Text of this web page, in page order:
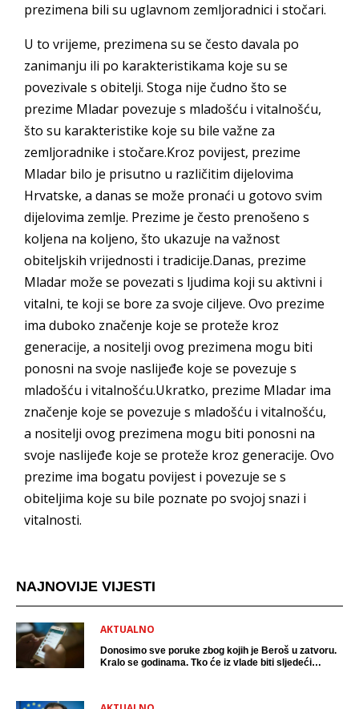
prezimena bili su uglavnom zemljoradnici i stočari.
U to vrijeme, prezimena su se često davala po
zanimanju ili po karakteristikama koje su se
povezivale s obitelji. Stoga nije čudno što se
prezime Mladar povezuje s mladošću i vitalnošću,
što su karakteristike koje su bile važne za
zemljoradnike i stočare.Kroz povijest, prezime
Mladar bilo je prisutno u različitim dijelovima
Hrvatske, a danas se može pronaći u gotovo svim
dijelovima zemlje. Prezime je često prenošeno s
koljena na koljeno, što ukazuje na važnost
obiteljskih vrijednosti i tradicije.Danas, prezime
Mladar može se povezati s ljudima koji su aktivni i
vitalni, te koji se bore za svoje ciljeve. Ovo prezime
ima duboko značenje koje se proteže kroz
generacije, a nositelji ovog prezimena mogu biti
ponosni na svoje naslijeđe koje se povezuje s
mladošću i vitalnošću.Ukratko, prezime Mladar ima
značenje koje se povezuje s mladošću i vitalnošću,
a nositelji ovog prezimena mogu biti ponosni na
svoje naslijeđe koje se proteže kroz generacije. Ovo
prezime ima bogatu povijest i povezuje se s
obiteljima koje su bile poznate po svojoj snazi i
vitalnosti.
NAJNOVIJE VIJESTI
AKTUALNO
Donosimo sve poruke zbog kojih je Beroš u zatvoru.
Kralo se godinama. Tko će iz vlade biti sljedeći